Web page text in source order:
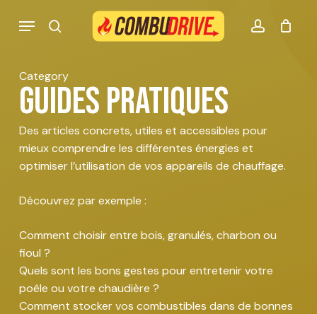
search account
Menu
Mon panier Combudrive CLOSE
Category
Guides pratiques
Des articles concrets, utiles et accessibles pour
mieux comprendre les différentes énergies et
optimiser l’utilisation de vos appareils de chauffage.
Découvrez par exemple :
Comment choisir entre bois, granulés, charbon ou
fioul ?
Quels sont les bons gestes pour entretenir votre
poêle ou votre chaudière ?
Comment stocker vos combustibles dans de bonnes